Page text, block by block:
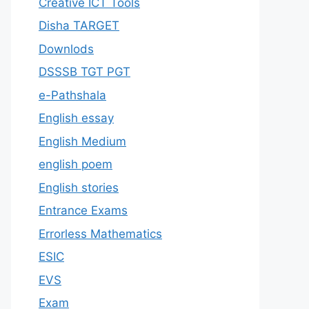
Disha TARGET
Downlods
DSSSB TGT PGT
e-Pathshala
English essay
English Medium
english poem
English stories
Entrance Exams
Errorless Mathematics
ESIC
EVS
Exam